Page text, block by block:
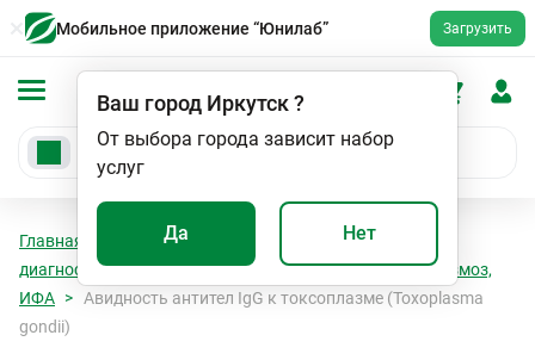
Мобильное приложение “Юнилаб” Загрузить
Ваш город Иркутск?
От выбора города зависит набор
услуг
Да Нет
Главная Анализы
Серологическая
диагностика инфекционных заболеваний
Токсоплазмоз,
ИФА
Авидность антител IgG к токсоплазме (Toxoplasma
gondii)